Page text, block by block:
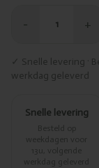
− 1 +
✓ Snelle levering ·
werkdag geleverd
Snelle levering
Besteld op
weekdagen voor
13u, volgende
werkdag geleverd